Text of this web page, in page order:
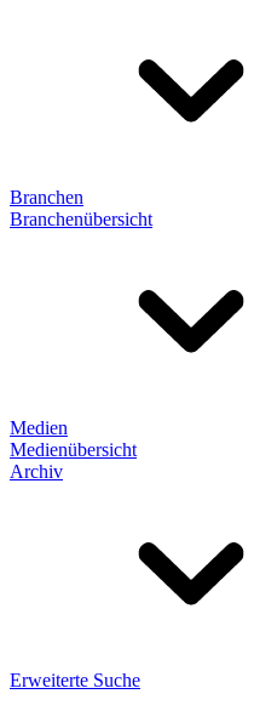
Branchen
Branchenübersicht
Medien
Medienübersicht
Archiv
Erweiterte Suche